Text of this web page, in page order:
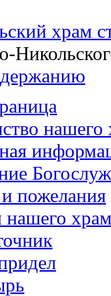
храм
нашего
пожелания
нашего